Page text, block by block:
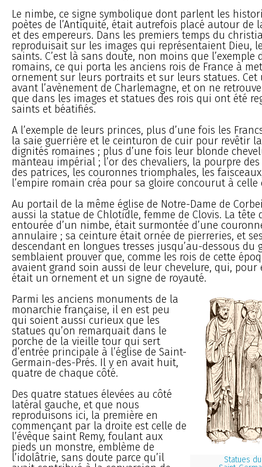
Le nimbe, ce signe symbolique dont parlent les
poètes de l’Antiquité, était autrefois placé autour de
et des empereurs. Dans les premiers temps du
reproduisait sur les images qui représentaient Dieu,
saints. C’est là sans doute, non moins que l’exemple
romains, ce qui porta les anciens rois de France à
ornement sur leurs portraits et sur leurs statues. Cet
avant l’avènement de Charlemagne, et on ne
que dans les images et statues des rois qui ont été
saints et béatifiés.
A l’exemple de leurs princes, plus d’une fois les
la saie guerrière et le ceinturon de cuir pour revêtir
dignités romaines ; plus d’une fois leur blonde
manteau impérial ; l’or des chevaliers, la pourpre
des patrices, les couronnes triomphales, les
l’empire romain créa pour sa gloire concourut à celle
Au portail de la même église de Notre-Dame de
aussi la statue de Chlotidle, femme de Clovis. La tête
entourée d’un nimbe, était surmontée d’une
annulaire ; sa ceinture était ornée de pierreries, et
descendant en longues tresses jusqu’au-dessous du
semblaient prouver que, comme les rois de cette
avaient grand soin aussi de leur chevelure, qui, pour
était un ornement et un signe de royauté.
Statues
Parmi les anciens monuments de la
monarchie française, il en est peu
qui soient aussi curieux que les
statues qu’on remarquait dans le
porche de la vieille tour qui sert
d’entrée principale à l’église de Saint-
Germain-des-Prés. Il y en avait huit,
quatre de chaque côté.
Des quatre statues élevées au côté
latéral gauche, et que nous
reproduisons ici, la première en
commençant par la droite est celle de
l’évêque saint Remy, foulant aux
pieds un monstre, emblème de
l’idolâtrie, sans doute parce qu’il